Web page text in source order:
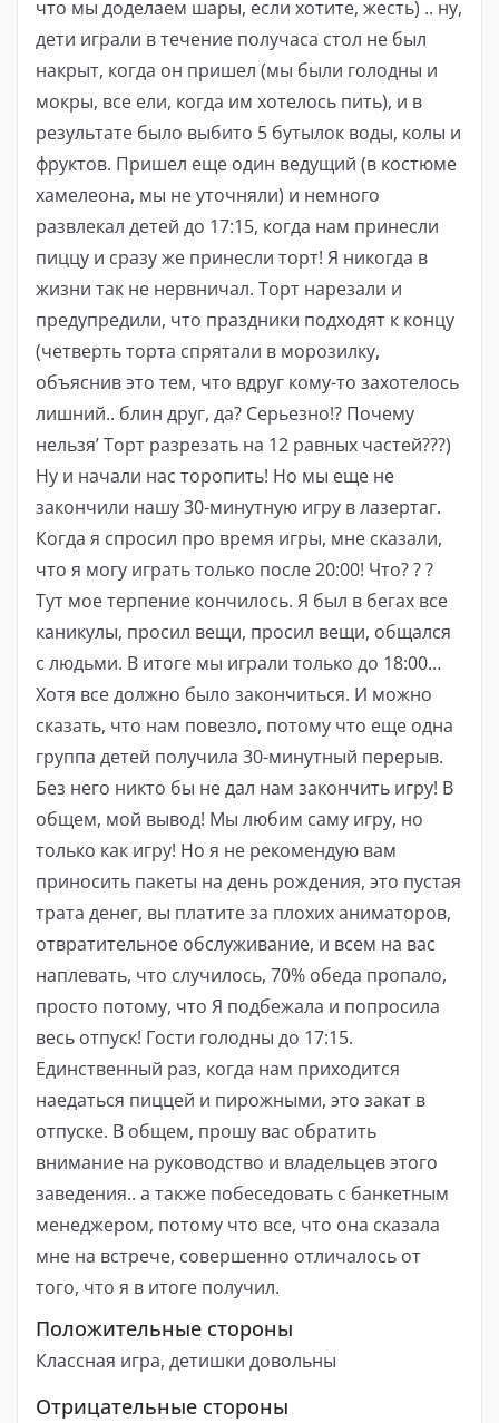
что мы доделаем шары, если хотите, жесть) .. ну,
дети играли в течение получаса стол не был
накрыт, когда он пришел (мы были голодны и
мокры, все ели, когда им хотелось пить), и в
результате было выбито 5 бутылок воды, колы и
фруктов. Пришел еще один ведущий (в костюме
хамелеона, мы не уточняли) и немного
развлекал детей до 17:15, когда нам принесли
пиццу и сразу же принесли торт! Я никогда в
жизни так не нервничал. Торт нарезали и
предупредили, что праздники подходят к концу
(четверть торта спрятали в морозилку,
объяснив это тем, что вдруг кому-то захотелось
лишний.. блин друг, да? Серьезно!? Почему
нельзя’ Торт разрезать на 12 равных частей???)
Ну и начали нас торопить! Но мы еще не
закончили нашу 30-минутную игру в лазертаг.
Когда я спросил про время игры, мне сказали,
что я могу играть только после 20:00! Что? ? ?
Тут мое терпение кончилось. Я был в бегах все
каникулы, просил вещи, просил вещи, общался
с людьми. В итоге мы играли только до 18:00…
Хотя все должно было закончиться. И можно
сказать, что нам повезло, потому что еще одна
группа детей получила 30-минутный перерыв.
Без него никто бы не дал нам закончить игру! В
общем, мой вывод! Мы любим саму игру, но
только как игру! Но я не рекомендую вам
приносить пакеты на день рождения, это пустая
трата денег, вы платите за плохих аниматоров,
отвратительное обслуживание, и всем на вас
наплевать, что случилось, 70% обеда пропало,
просто потому, что Я подбежала и попросила
весь отпуск! Гости голодны до 17:15.
Единственный раз, когда нам приходится
наедаться пиццей и пирожными, это закат в
отпуске. В общем, прошу вас обратить
внимание на руководство и владельцев этого
заведения.. а также побеседовать с банкетным
менеджером, потому что все, что она сказала
мне на встрече, совершенно отличалось от
того, что я в итоге получил.
Положительные стороны
Классная игра, детишки довольны
Отрицательные стороны